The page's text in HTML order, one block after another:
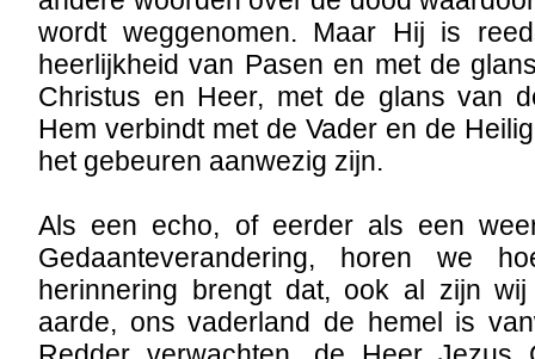
wordt weggenomen. Maar Hij is
heerlijkheid van Pasen en met de
Christus en Heer, met de glans van
Hem verbindt met de Vader en de
het gebeuren aanwezig zijn.
Als een echo, of eerder als een
Gedaanteverandering, horen we
herinnering brengt dat, ook al zijn
aarde, ons vaderland de hemel is